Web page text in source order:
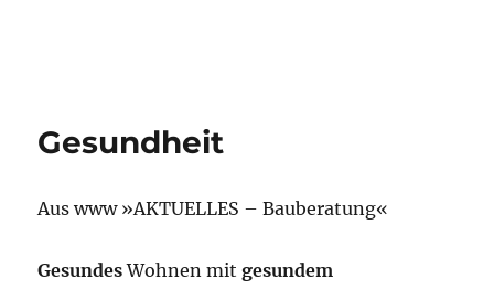
Gesundheit
Aus www »AKTUELLES – Bauberatung«
GesundesWohnen mitgesundem